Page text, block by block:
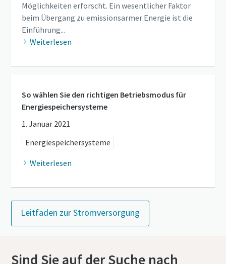
Möglichkeiten erforscht. Ein wesentlicher Faktor
beim Übergang zu emissionsarmer Energie ist die
Einführung...
Weiterlesen
So wählen Sie den richtigen Betriebsmodus für
Energiespeichersysteme
1. Januar 2021
Energiespeichersysteme
Weiterlesen
Leitfaden zur Stromversorgung
Sind Sie auf der Suche nach